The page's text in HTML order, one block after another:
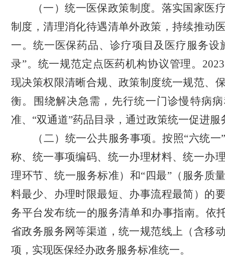
（一）统一医保政策制度。 落实国家医
制度，清理消化待遇清单外政策，持续推动
一。统一医保药品、诊疗项目及医疗服务设
录”。统一规范定点医药机构协议管理。
现决策权限清晰合规、政策制度统一规范、
衡。围绕解决急需，先行统一门诊慢特病
准、 “双通道”药品目录，通过政策统一促进服
（二）统一公共服务事项。 按照“六统一”
称、统一事项编码、统一办理材料、统一办
理环节、统一服务标准）和“四最”（服务质
料最少、办理时限最短、办事流程最简）的
务平台发布统一的服务清单和办事指南。依
省政务服务网等渠道，统一规范线上（含移
项，实现医保经办政务服务标准统一。